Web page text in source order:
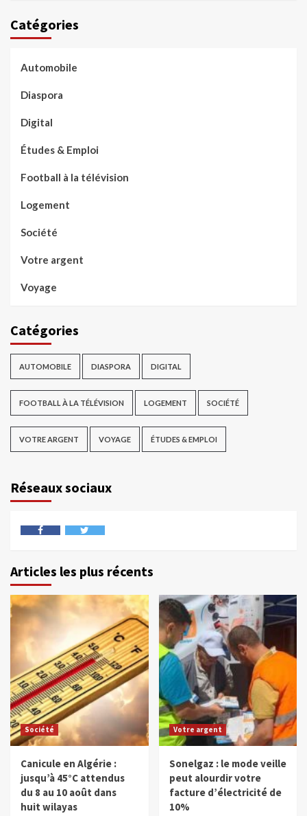
Catégories
Automobile
Diaspora
Digital
Études & Emploi
Football à la télévision
Logement
Société
Votre argent
Voyage
Catégories
AUTOMOBILE DIASPORA DIGITAL
FOOTBALL À LA TÉLÉVISION LOGEMENT SOCIÉTÉ
VOTRE ARGENT VOYAGE ÉTUDES & EMPLOI
Réseaux sociaux
Articles les plus récents
Société
Canicule en Algérie :
jusqu’à 45°C attendus
du 8 au 10 août dans
huit wilayas
Votre argent
Sonelgaz : le mode veille
peut alourdir votre
facture d’électricité de
10%